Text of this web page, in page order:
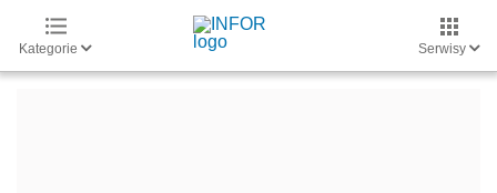
Kategorie Serwisy